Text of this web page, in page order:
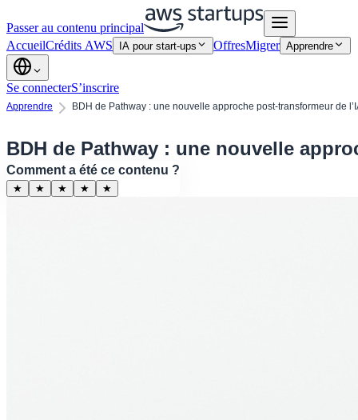
Passer au contenu principal
AccueilCrédits AWS IA pour start-ups OffresMigrer Apprendre
Se connecterS’inscrire
Apprendre BDH de Pathway : une nouvelle approche post-transformeur de
BDH de Pathway : une nouvelle
Comment a été ce contenu ?
★ ★ ★ ★ ★